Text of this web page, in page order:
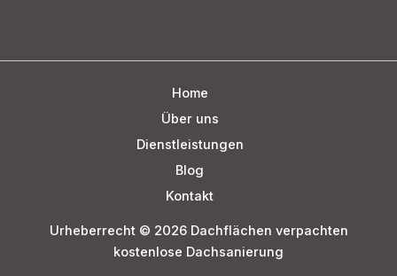
Home
Über uns
Dienstleistungen
Blog
Kontakt
Urheberrecht © 2026 Dachflächen verpachten
kostenlose Dachsanierung